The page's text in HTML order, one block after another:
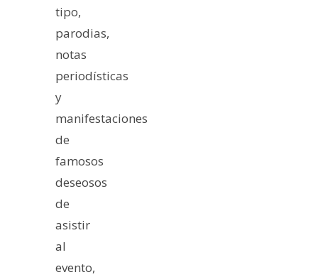
tipo,
parodias,
notas
periodísticas
y
manifestaciones
de
famosos
deseosos
de
asistir
al
evento,